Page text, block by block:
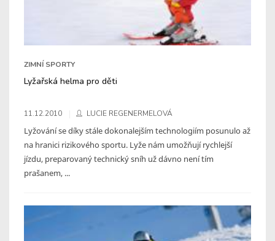
ZIMNÍ SPORTY
Lyžařská helma pro děti
11.12.2010 LUCIE REGENERMELOVÁ
Lyžování se díky stále dokonalejším technologiím posunulo až
na hranici rizikového sportu. Lyže nám umožňují rychlejší
jízdu, preparovaný technický sníh už dávno není tím
prašanem, ...